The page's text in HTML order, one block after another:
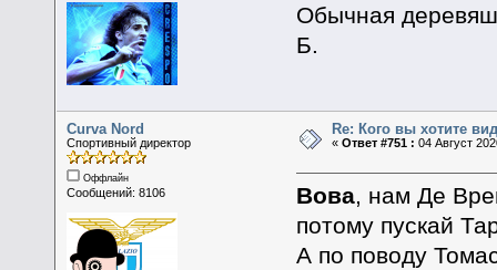
Обычная
Б.
Curva Nord
Спортивный директор
Оффлайн
Сообщений: 8106
Re: Кого вы хотите
«Ответ #751 : 04 Август
Вова, нам Де
потому пускай
А по поводу